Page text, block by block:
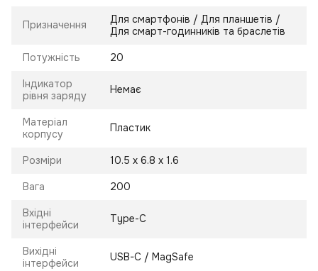
Призначення
Для смартфонів / Для планшетів /
Для смарт-годинників та браслетів
Потужність 20
Індикатор
рівня заряду
Немає
Матеріал
корпусу
Пластик
Розміри 10.5 х 6.8 х 1.6
Вага 200
Вхідні
інтерфейси
Type-C
Вихідні
інтерфейси
USB-C / MagSafe